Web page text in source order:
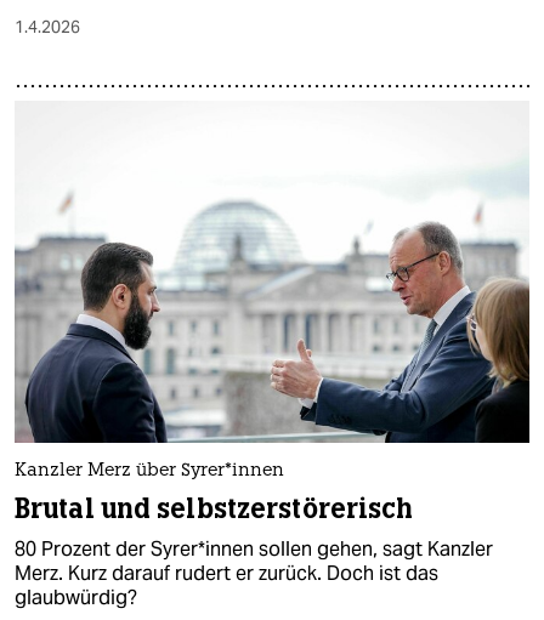
1.4.2026
Kanzler Merz über Sy­re­r*in­nen
Brutal und selbstzerstörerisch
80 Prozent der Sy­re­r*in­nen sollen gehen, sagt Kanzler
Merz. Kurz darauf rudert er zurück. Doch ist das
glaubwürdig?